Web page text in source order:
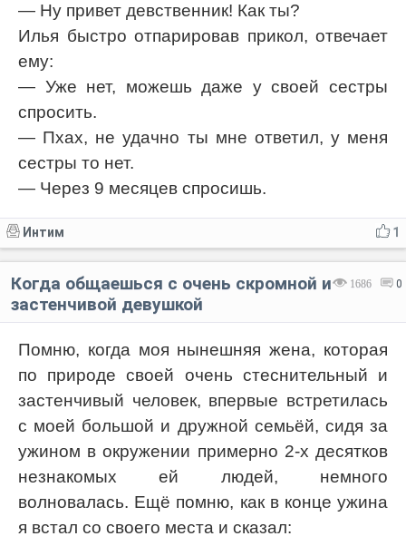
— Ну привет девственник! Как ты?
Илья быстро отпарировав прикол, отвечает
ему:
— Уже нет, можешь даже у своей сестры
спросить.
— Пхах, не удачно ты мне ответил, у меня
сестры то нет.
— Через 9 месяцев спросишь.
1
Интим
1686 0
Когда общаешься с очень скромной и
застенчивой девушкой
Помню, когда моя нынешняя жена, которая
по природе своей очень стеснительный и
застенчивый человек, впервые встретилась
с моей большой и дружной семьёй, сидя за
ужином в окружении примерно 2-х десятков
незнакомых ей людей, немного
волновалась. Ещё помню, как в конце ужина
я встал со своего места и сказал: